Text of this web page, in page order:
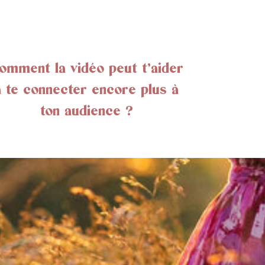
la vidéo peut t’aider
te connecter encore plus à
ton audience ?